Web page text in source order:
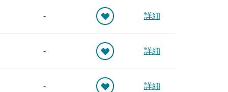
- 詳細
- 詳細
- 詳細